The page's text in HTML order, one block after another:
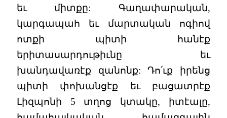
եւ միտքը: Գաղափարական,
կարգապահ եւ մարտական ոգիով
ոտքի պիտի հանէք
երիտասարդութիւնը եւ
խանդավառէք զանոնք: Դո՛ւք իրենց
պիտի փոխանցէք եւ բացատրէք
Լիզպոնի 5 տղոց կտակը, իտէալը,